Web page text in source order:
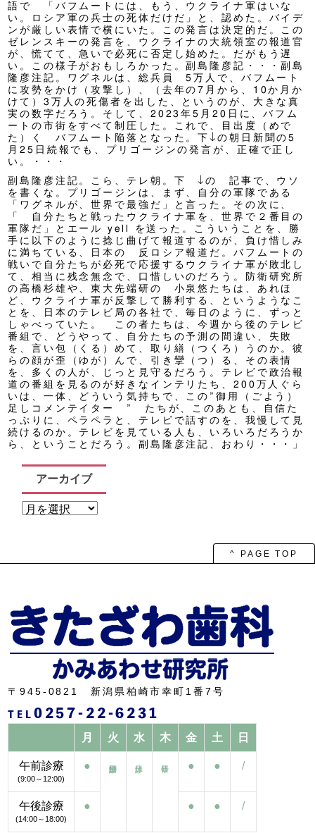
語で 「バフムートには、もう、ウクライナ軍はいな
い。ロシア軍の兵士の死体だけだ」と、認めた。バイデ
ンが厳しい表情で横にいた。この発言は決定的だ。この
ゼレンスキーの発言を、ウクライナの大統領室の報道官
が、慌てて、急いで必死に否定し始めた。だがもう遅
い。この様子がおもしろかった。副島隆彦記・・・副島
隆彦注記。ワグネルは、総兵員 5万人で、バフムート
に攻勢をかけ（攻撃し）、（去年の7月から、10か月か
けて）3万人の死傷者を出した、というのが、大きな真
実の数字だろう。そして、2023年5月20日に、バフム
ートの市街をすべて制圧した。これで、目出度（めで
た）く バフムート陥落となった。下↓の朝日新聞の5
月25日続報でも、プリゴージンの発言が、正確で正し
い。・・・
副島隆彦注記。こら、テレ朝。下 ↓の 記事で、ウソ
を書くな。プリゴージンは、まず、自分の軍隊である
「ワグネルが、世界で最強だ」と言った。その次に、
「 自分たちと戦ったウクライナ軍を、世界で２番目の
軍隊だ」とエール yell を送った。こういうことを、勝
手に以下のように捻じ曲げて報道するのが、負け惜しみ
に満ちている、日本の 反ロシア報道だ。バフムートの
戦いで自分たちが必死で応援するウクライナ軍が敗北し
て、相当に残念無念で、口惜しいのだろう。防衛研究所
の高橋杉雄や、東大先端研の 小泉悠たちは、あれほ
ど、ウクライナ軍が反撃して勝利する、というようなこ
とを、日本のテレビ局の各社で、毎日のように、ずっと
しゃべっていた。 この者たちは、今週から後のテレビ
番組で、どうやって、自分たちの予測の間違い、失敗
を、言い包（くる）めて、取り繕（つくろ）うのか。彼
らの顔が歪（ゆが）んで、引き攣（つ）る、その表情
を、多くの人が、じっと見守るだろう。テレビで政治報
道の番組を見るのが好きなインテリたち、200万人ぐら
いは、一体、どういう気持ちで、この”御用（ごよう）
足しコメンテイター ” たちが、このあとも、自信た
っぷりに、ペラペラと、テレビで話すのを、我慢して見
続けるのか。テレビを見ている人も、いろいろだろうか
ら、ということだろう。副島隆彦注記、おわり・・・」
アーカイブ
ア
ー
^ PAGE TOP
〒945-0821 新潟県柏崎市幸町1番7号
TEL 0257-22-6231
月 火 水 木 金 土 日
午前診療
(9:00～12:00)
● ● ● /
午後診療
(14:00～18:00)
● ● ● /